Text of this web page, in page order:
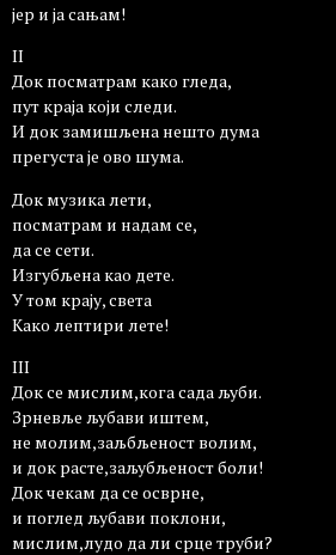
јер и ја сањам!
II
Док посматрам како гледа,
пут краја који следи.
И док замишљена нешто дума
прегуста је ово шума.
Док музика лети,
посматрам и надам се,
да се сети.
Изгубљена као дете.
У том крају, света
Како лептири лете!
III
Док се мислим,кога сада љуби.
Зрневље љубави иштем,
не молим,заљбљеност волим,
и док расте,заљубљеност боли!
Док чекам да се осврне,
и поглед љубави поклони,
мислим,лудо да ли срце труби?